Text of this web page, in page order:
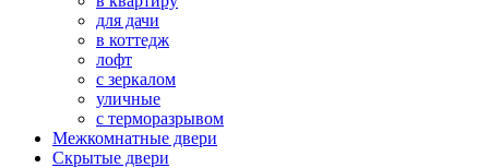
для дачи
в коттедж
лофт
с зеркалом
уличные
с терморазрывом
Межкомнатные двери
Скрытые двери